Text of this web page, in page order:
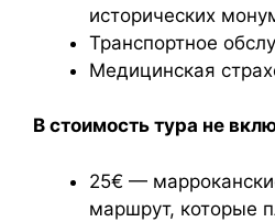
исторических
Транспортное
Медицинская
В стоимость тура не
25€ —
маршрут, которые